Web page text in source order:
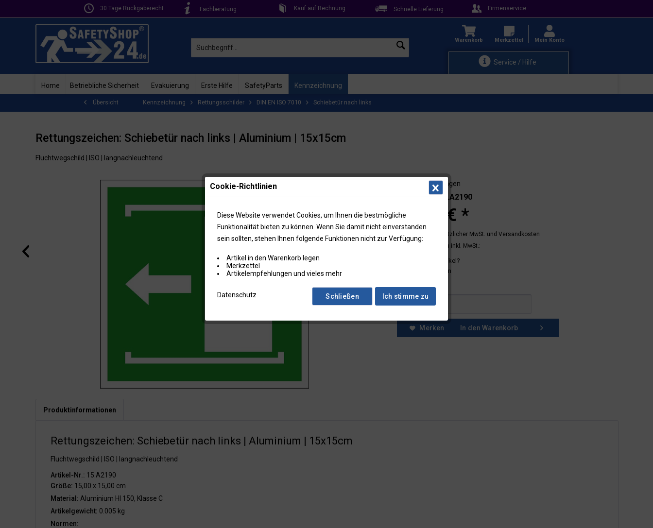
30 Tage Rückgaberecht Fachberatung Kauf auf Rechnung Schnelle Lieferung Firmenservice
Service / Hilfe
Warenkorb Merkzettel Mein Konto
Home Betriebliche Sicherheit Evakuierung Erste Hilfe SafetyParts Kennzeichnung
Übersicht Kennzeichnung Rettungsschilder DIN EN ISO 7010 Schiebetür nach links
Rettungszeichen: Schiebetür nach links | Aluminium | 15x15cm
Fluchtwegschild | ISO | langnachleuchtend
Lieferzeit: 3-4 Tagen
Artikel-Nr.: 15.A2190
11,20 € *
* Preise zzgl. gesetzlicher MwSt. und Versandkosten
Preise in Klammern inkl. MwSt.:
Fragen zum Artikel?
Faxbestellschein
Menge:
Merken In den Warenkorb
Produktinformationen
Rettungszeichen: Schiebetür nach links | Aluminium | 15x15cm
Fluchtwegschild | ISO | langnachleuchtend
Artikel-Nr.: 15.A2190
Größe: 15,00 x 15,00 cm
Material: Aluminium HI 150, Klasse C
Artikelgewicht: 0.005 kg
Normen:
Cookie-Richtlinien
Diese Website verwendet Cookies, um Ihnen die bestmögliche
Funktionalität bieten zu können. Wenn Sie damit nicht einverstanden
sein sollten, stehen Ihnen folgende Funktionen nicht zur Verfügung:
Artikel in den Warenkorb legen
Merkzettel
Artikelempfehlungen und vieles mehr
Datenschutz Ich stimme zu
Schließen